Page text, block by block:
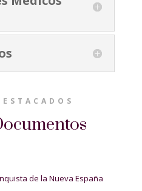
de la Nueva España